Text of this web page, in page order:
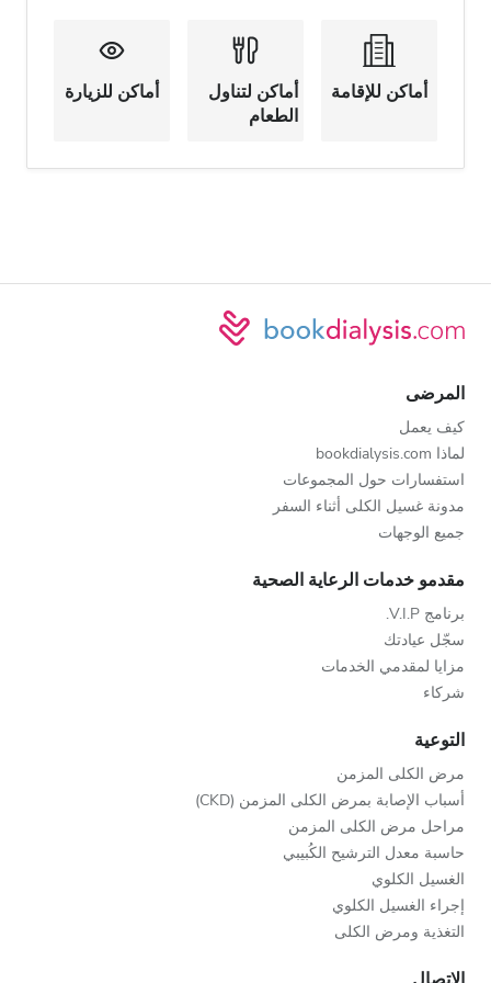
أماكن للإقامة
أماكن لتناول
الطعام
أماكن للزيارة
المرضى
كيف يعمل
لماذا bookdialysis.com
استفسارات حول المجموعات
مدونة غسيل الكلى أثناء السفر
جميع الوجهات
مقدمو خدمات الرعاية الصحية
برنامج V.I.P.
سجّل عيادتك
مزايا لمقدمي الخدمات
شركاء
التوعية
مرض الكلى المزمن
أسباب الإصابة بمرض الكلى المزمن (CKD)
مراحل مرض الكلى المزمن
حاسبة معدل الترشيح الكُبيبي
الغسيل الكلوي
إجراء الغسيل الكلوي
التغذية ومرض الكلى